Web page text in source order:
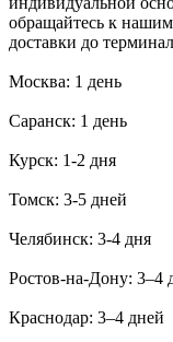
обращайтесь к
доставки до
Москва: 1 день
Саранск: 1 день
Курск: 1-2 дня
Томск: 3-5 дней
Челябинск: 3-4 дня
Ростов-на-Дону: 3–4
Краснодар: 3–4 дней